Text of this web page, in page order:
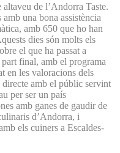
de l’Andorra Taste.
una bona assistència
amb 650 que ho han
dies són molts els
el que ha passat a
final, amb el programa
en les valoracions dels
directe amb el públic servint
per ser un país
amb ganes de gaudir de
d’Andorra, i
els cuiners a Escaldes-